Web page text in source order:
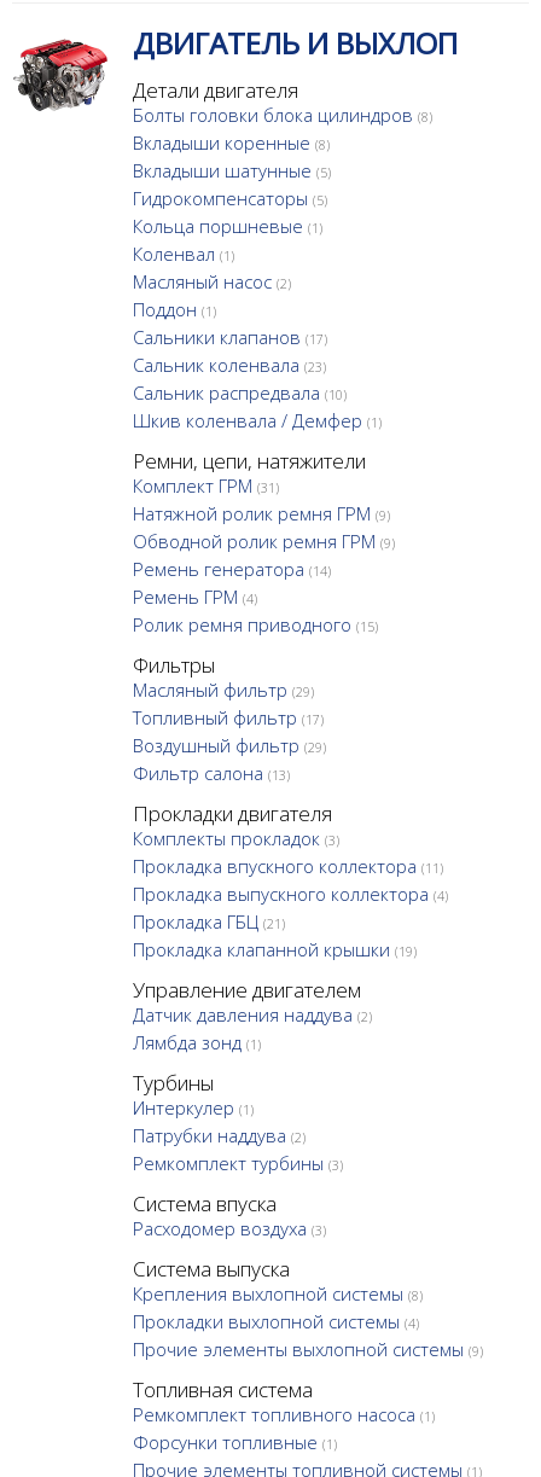
ДВИГАТЕЛЬ И ВЫХЛОП
Детали двигателя
Болты головки блока цилиндров (8)
Вкладыши коренные (8)
Вкладыши шатунные (5)
Гидрокомпенсаторы (5)
Кольца поршневые (1)
Коленвал (1)
Масляный насос (2)
Поддон (1)
Сальники клапанов (17)
Сальник коленвала (23)
Сальник распредвала (10)
Шкив коленвала / Демфер (1)
Ремни, цепи, натяжители
Комплект ГРМ (31)
Натяжной ролик ремня ГРМ (9)
Обводной ролик ремня ГРМ (9)
Ремень генератора (14)
Ремень ГРМ (4)
Ролик ремня приводного (15)
Фильтры
Масляный фильтр (29)
Топливный фильтр (17)
Воздушный фильтр (29)
Фильтр салона (13)
Прокладки двигателя
Комплекты прокладок (3)
Прокладка впускного коллектора (11)
Прокладка выпускного коллектора (4)
Прокладка ГБЦ (21)
Прокладка клапанной крышки (19)
Управление двигателем
Датчик давления наддува (2)
Лямбда зонд (1)
Турбины
Интеркулер (1)
Патрубки наддува (2)
Ремкомплект турбины (3)
Система впуска
Расходомер воздуха (3)
Система выпуска
Крепления выхлопной системы (8)
Прокладки выхлопной системы (4)
Прочие элементы выхлопной системы (9)
Топливная система
Ремкомплект топливного насоса (1)
Форсунки топливные (1)
Прочие элементы топливной системы (1)